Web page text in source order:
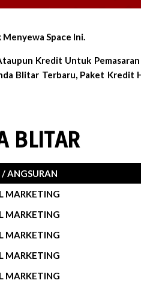
Space Ini.
Kredit Untuk
Blitar Terbaru, Paket Kredit
BLITAR
/ ANGSURAN
MARKETING
MARKETING
MARKETING
MARKETING
MARKETING